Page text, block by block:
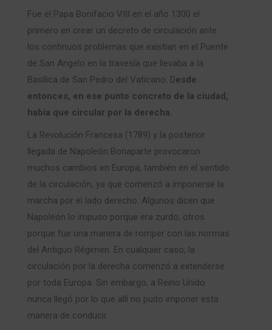
Fue el Papa Bonifacio VIII en el año 1300 el
primero en crear un decreto de circulación ante
los continuos problemas que existían en el Puente
de San Angelo en la travesía que llevaba a la
Basílica de San Pedro del Vaticano. Desde
entonces, en ese punto concreto de la ciudad,
había que circular por la derecha.
La Revolución Francesa (1789) y la posterior
llegada de Napoleón Bonaparte provocaron
muchos cambios en Europa, también en el sentido
de la circulación, ya que comenzó a imponerse la
marcha por el lado derecho. Algunos dicen que
Napoleón lo impuso porque era zurdo; otros
porque fue una manera de romper con las normas
del Antiguo Régimen. En cualquier caso, la
circulación por la derecha comenzó a extenderse
por toda Europa. Sin embargo, a Reino Unido
nunca llegó por lo que allí no pudo imponer esta
manera de conducir.